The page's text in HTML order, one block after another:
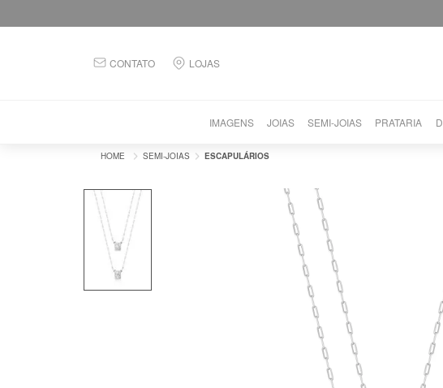
CONTATO LOJAS
IMAGENS JOIAS SEMI-JOIAS PRATARIA
SEMI-JOIAS ESCAPULÁRIOS